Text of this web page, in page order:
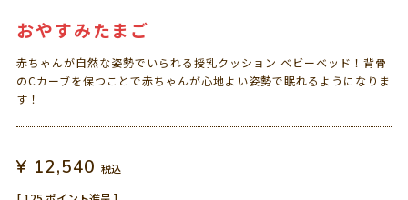
赤ちゃんが自然な姿勢でいられる授乳クッション ベビーベッド！背骨
のCカーブを保つことで赤ちゃんが心地よい姿勢で眠れるようになりま
す！
おやすみたまご
¥ 12,540 税込